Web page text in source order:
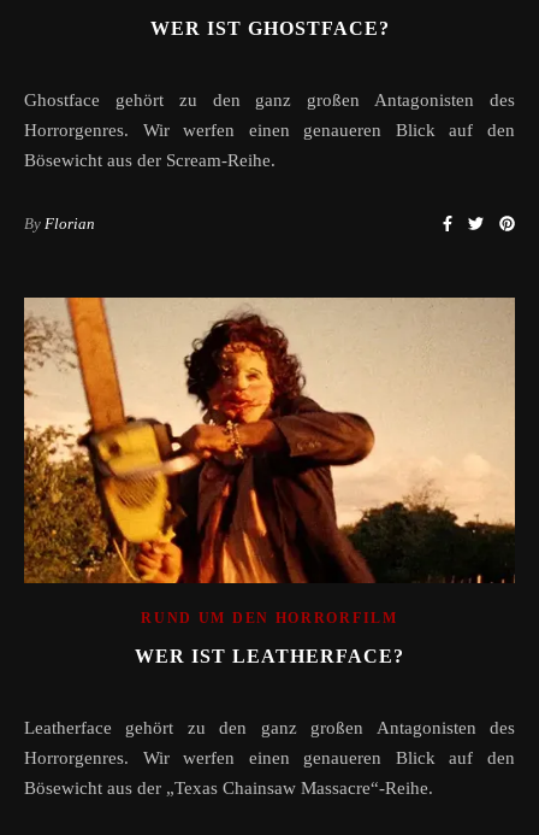
WER IST GHOSTFACE?
Ghostface gehört zu den ganz großen Antagonisten des
Horrorgenres. Wir werfen einen genaueren Blick auf den
Bösewicht aus der Scream-Reihe.
By Florian
RUND UM DEN HORRORFILM
WER IST LEATHERFACE?
Leatherface gehört zu den ganz großen Antagonisten des
Horrorgenres. Wir werfen einen genaueren Blick auf den
Bösewicht aus der „Texas Chainsaw Massacre“-Reihe.